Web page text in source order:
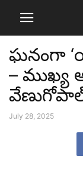
ఘనంగా
– ముఖ్య
July 28, 2025